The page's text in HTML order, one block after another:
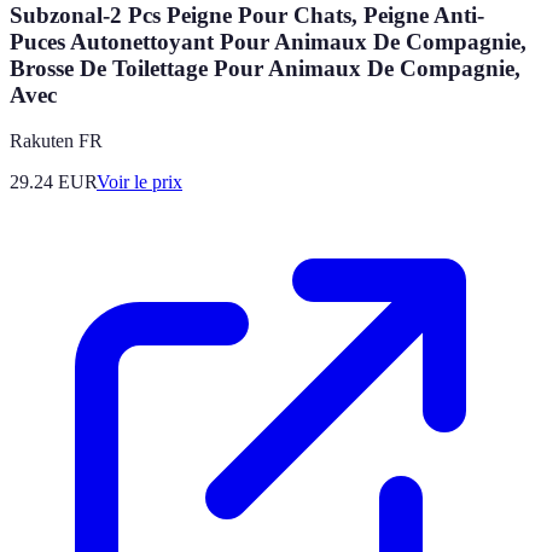
Subzonal-2 Pcs Peigne Pour Chats, Peigne Anti-
Puces Autonettoyant Pour Animaux De Compagnie,
Brosse De Toilettage Pour Animaux De Compagnie,
Avec
Rakuten FR
29.24 EURVoir le prix